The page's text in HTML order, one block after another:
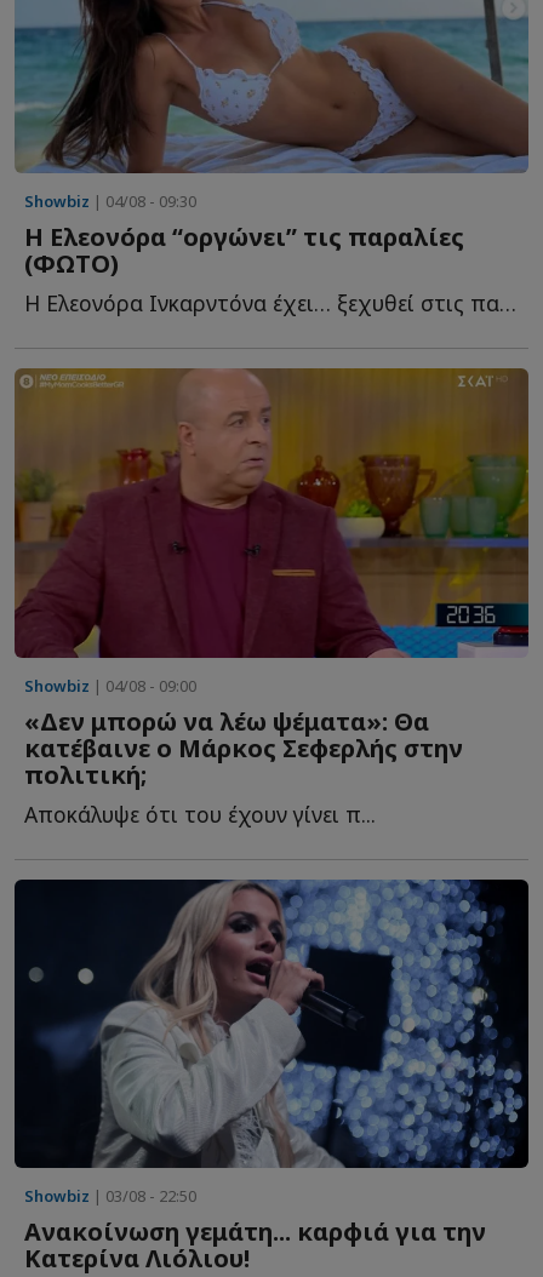
Showbiz | 04/08 - 09:30
Η Ελεονόρα “οργώνει” τις παραλίες
(ΦΩΤΟ)
Η Ελεονόρα Ινκαρντόνα έχει… ξεχυθεί στις παραλίες κ...
Showbiz | 04/08 - 09:00
«Δεν μπορώ να λέω ψέματα»: Θα
κατέβαινε ο Μάρκος Σεφερλής στην
πολιτική;
Αποκάλυψε ότι του έχουν γίνει π...
Showbiz | 03/08 - 22:50
Ανακοίνωση γεμάτη... καρφιά για την
Κατερίνα Λιόλιου!